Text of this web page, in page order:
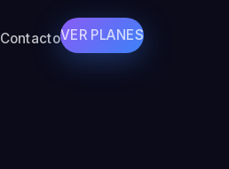
ContactoVER PLANES